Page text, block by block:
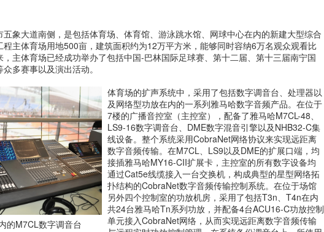
五象大道南侧，是包括体育场、体育馆、游泳跳水馆、网球中心在内的新建大型综合
主体育场用地500亩，建筑面积约为12万平方米，能够同时容纳6万名观众观看比
主体育场已经成功举办了包括中国-巴林国际足球赛、第十二届、第十三届南宁国
多赛事以及演出活动。
的M7CL数字调音台
体育场的扩声系统中，采用了包括数字调音台、处理器以
及网络型功放在内的一系列雅马哈数字音频产品。在位于
7楼的广播音控室（主控室），配备了雅马哈M7CL-48、
LS9-16数字调音台、DME数字混音引擎以及NHB32-C集
线设备。整个系统采用CobraNet网络协议来实现远距离
数字音频传输。在M7CL、LS9以及DME的扩展口端，均
接插雅马哈MY16-CII扩展卡，主控室的所有数字设备均
通过Cat5e线缆接入一台交换机，构成典型的星型网络拓
扑结构的CobraNet数字音频传输控制系统。在位于场馆
另外四个控制室的功放机房，采用了包括T3n、T4n在内
共24台雅马哈Tn系列功放，并配备4台ACU16-C功放控制
单元接入CobraNet网络，从而实现远距离数字音频传输